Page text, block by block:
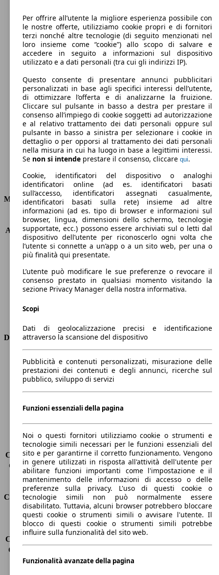
Diesel
Carburante
130 g/km
Emissioni di CO2 (combinato)*
Ø 4.9 l/100km
Consumi
Motore e Prestazioni
KW (PS)
140 kW (190 PS)
Accelerazione (0-100 km/h) 7.1s
Velocità massima (km/h)
230 km/h
Numero di marce
8
Cilindrata
2143 ccm
Carburante
Diesel
Trasmissione
Dimensioni
Lunghezza
4640 mm
Altezza
1440 mm
Larghezza
2020 mm
Passo
2820 mm
Carico massimo
-
Porte
4
Sedili
5
Carico sul tetto
-
Capacità di traino (senza freni) -
Capacità di traino (con freni)
1600 kg
Volume del bagagliaio
480 l
Consumi
Emissioni di CO2*
130 g/km (komb.)
Consumo (urbano)
6.2 l/100km
Consumo (extra-urbano)
Consumo (combinato)*
Classe di emissione
Euro 6
Per offrire all’utente la migliore esperienza possibile con
le nostre offerte, utilizziamo cookie propri e di fornitori
terzi nonché altre tecnologie (di seguito menzionati nel
loro insieme come “cookie”) allo scopo di salvare e
accedere in seguito a informazioni sul dispositivo
utilizzato e a dati personali (tra cui gli indirizzi IP).
Questo consente di presentare annunci pubblicitari
personalizzati in base agli specifici interessi dell’utente,
di ottimizzare l’offerta e di analizzarne la fruizione.
Cliccare sul pulsante in basso a destra per prestare il
consenso all’impiego di cookie soggetti ad autorizzazione
e al relativo trattamento dei dati personali oppure sul
pulsante in basso a sinistra per selezionare i cookie in
dettaglio o per opporsi al trattamento dei dati personali
nella misura in cui ha luogo in base a legittimi interessi.
Se non si intende prestare il consenso, cliccare qui.
Cookie, identificatori del dispositivo o analoghi
identificatori online (ad es. identificatori basati
sull’accesso, identificatori assegnati casualmente,
identificatori basati sulla rete) insieme ad altre
informazioni (ad es. tipo di browser e informazioni sul
browser, lingua, dimensioni dello schermo, tecnologie
supportate, ecc.) possono essere archiviati sul o letti dal
dispositivo dell’utente per riconoscerlo ogni volta che
l’utente si connette a un’app o a un sito web, per una o
più finalità qui presentate.
L’utente può modificare le sue preferenze o revocare il
consenso prestato in qualsiasi momento visitando la
sezione Privacy Manager della nostra informativa.
Scopi
Dati di geolocalizzazione precisi e identificazione
attraverso la scansione del dispositivo
Pubblicità e contenuti personalizzati, misurazione delle
prestazioni dei contenuti e degli annunci, ricerche sul
pubblico, sviluppo di servizi
Funzioni essenziali della pagina
Noi o questi fornitori utilizziamo cookie o strumenti e
tecnologie simili necessari per le funzioni essenziali del
sito e per garantirne il corretto funzionamento. Vengono
in genere utilizzati in risposta all'attività dell'utente per
abilitare funzioni importanti come l'impostazione e il
mantenimento delle informazioni di accesso o delle
preferenze sulla privacy. L'uso di questi cookie o
tecnologie simili non può normalmente essere
disabilitato. Tuttavia, alcuni browser potrebbero bloccare
questi cookie o strumenti simili o avvisare l'utente. Il
blocco di questi cookie o strumenti simili potrebbe
influire sulla funzionalità del sito web.
Funzionalità avanzate della pagina